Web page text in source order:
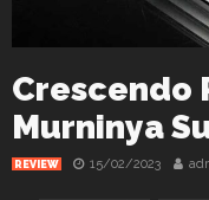
Crescendo
Murninya
REVIEW 15/02/2023